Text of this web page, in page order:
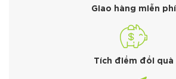
Giao hàng miễn phí
Tích điểm đổi quà